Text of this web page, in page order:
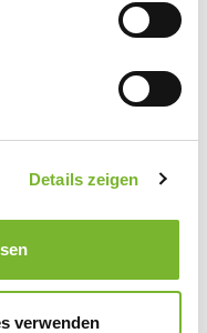
Details zeigen
verwenden